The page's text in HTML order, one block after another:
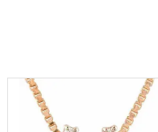
馬・午年（
龍・辰年（たつどし）